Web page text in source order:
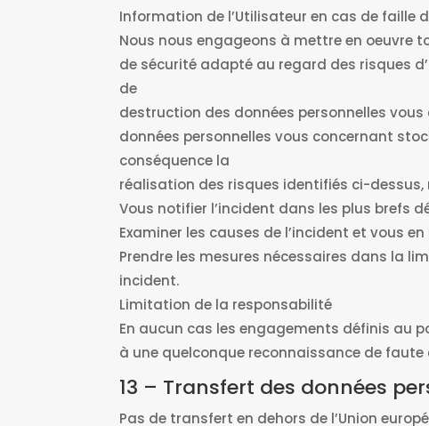
Information de l’Utilisateur en cas de faille
Nous nous engageons à mettre en oeuvre
de sécurité adapté au regard des risques
de
destruction des données personnelles
données personnelles vous concernant
conséquence la
réalisation des risques identifiés ci-dessus,
Vous notifier l’incident dans les plus brefs
Examiner les causes de l’incident et vous
Prendre les mesures nécessaires dans la
incident.
Limitation de la responsabilité
En aucun cas les engagements définis au
à une quelconque reconnaissance de
13 – Transfert des données
Pas de transfert en dehors de l’Union